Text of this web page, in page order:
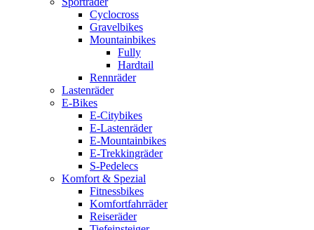
Cyclocross
Gravelbikes
Mountainbikes
Fully
Hardtail
Rennräder
Lastenräder
E-Bikes
E-Citybikes
E-Lastenräder
E-Mountainbikes
E-Trekkingräder
S-Pedelecs
Komfort & Spezial
Fitnessbikes
Komfortfahrräder
Reiseräder